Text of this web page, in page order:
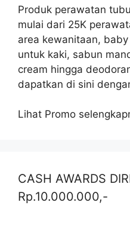
Produk perawatan
mulai dari 25K
area kewanitaan,
untuk kaki, sabun
cream hingga
dapatkan di sini
Lihat Promo
CASH AWARDS
Rp.10.000.000,-